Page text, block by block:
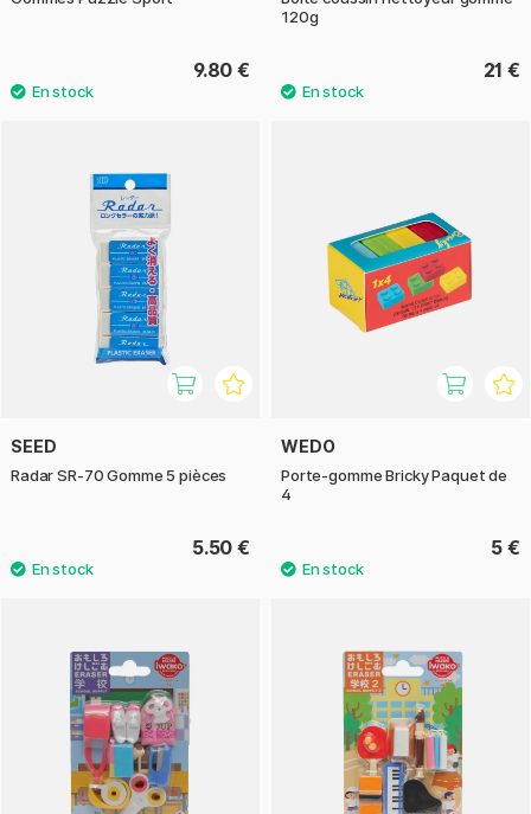
9.80 €
120g
21 €
SEED
Radar SR-70 Gomme 5 pièces
5.50 €
WEDO
Porte-gomme Bricky Paquet de
4
5 €